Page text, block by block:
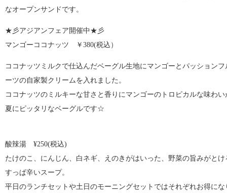
なオープンサンドです。
★彡アジアンフェア開催中★彡
マンゴーココナッツ ￥380(税込）
ココナッツミルクで仕込んだベーグル生地にマンゴーとパッションフ
ーツの自家製クリームを入れました。
ココナッツのミルキーな甘さと香りにマンゴーのトロピカルな味わい
夏にピッタリなベーグルです☆
酸辣湯 ¥250(税込)
たけのこ、にんじん、白ネギ、えのきがはいった、野菜の旨みがとけ
すっぱ辛いスープ。
平日のランチセットや土日のモーニングセットではそれぞれお得にな